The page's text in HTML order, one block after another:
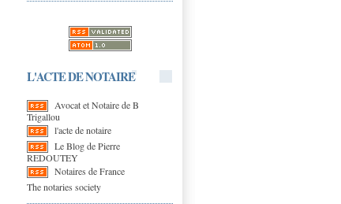
L'ACTE DE NOTAIRE
Avocat et Notaire de B
Trigallou
l'acte de notaire
Le Blog de Pierre
REDOUTEY
Notaires de France
The notaries society